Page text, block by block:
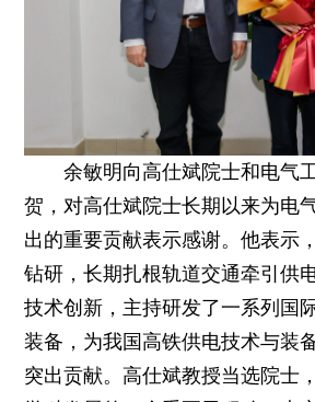
余敏明向高仕斌院士和电气
贺，对高仕斌院士长期以来为电
出的重要贡献表示感谢。他表示
钻研，长期扎根轨道交通牵引供
技术创新，主持研发了一系列国
装备，为我国高铁供电技术与装
突出贡献。高仕斌教授当选院士